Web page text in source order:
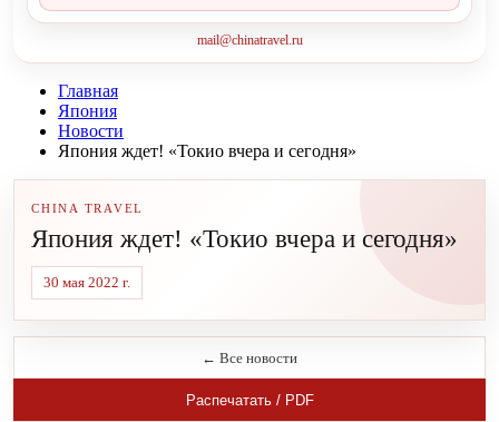
mail@chinatravel.ru
Главная
Япония
Новости
Япония ждет! «Токио вчера и сегодня»
CHINA TRAVEL
Япония ждет! «Токио вчера и сегодня»
30 мая 2022 г.
← Все новости
Распечатать / PDF